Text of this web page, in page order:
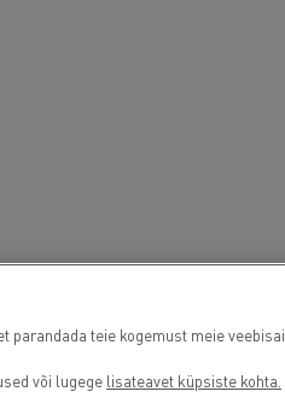
parandada teie kogemust meie
või lugege lisateavet küpsiste kohta.